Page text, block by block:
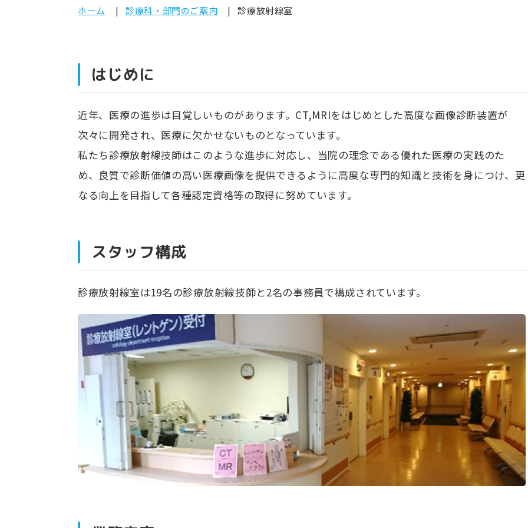
ホーム 診療科・部門のご案内 診療放射線室
はじめに
近年、医療の進歩は目覚しいものがあります。CT,MRIをはじめとした高度な画像診断装置が
次々に開発され、医療に欠かせないものとなっています。
私たち診療放射線技師はこのような進歩に対応し、当院の理念である優れた医療の実践のた
め、良質で診断価値の高い医療画像を提供できるように高度な専門的知識と技術を身につけ、更
なる向上を目指して各種認定資格等の取得に努めています。
スタッフ構成
診療放射線室は19名の診療放射線技師と2名の事務員で構成されています。